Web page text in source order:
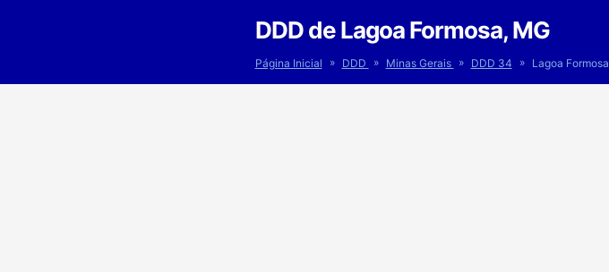
DDD de Lagoa Formosa, MG
Página Inicial » DDD » Minas Gerais » DDD 34 » Lagoa Formosa